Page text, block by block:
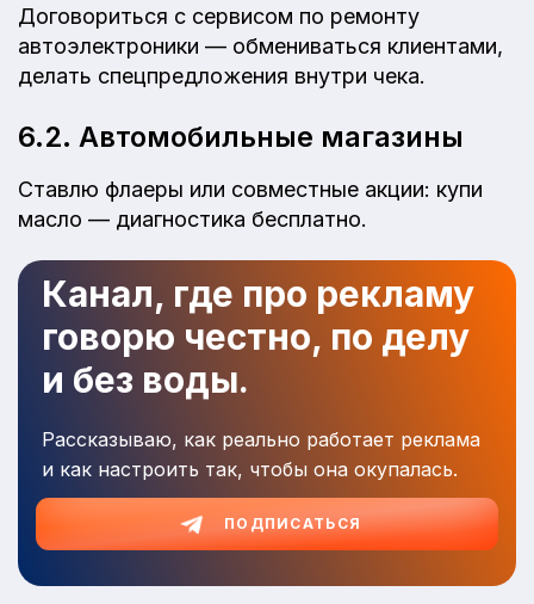
Договориться с сервисом по ремонту
автоэлектроники — обмениваться клиентами,
делать спецпредложения внутри чека.
6.2. Автомобильные магазины
Ставлю флаеры или совместные акции: купи
масло — диагностика бесплатно.
Канал, где про рекламу
говорю честно, по делу
и без воды.
Рассказываю, как реально работает реклама
и как настроить так, чтобы она окупалась.
ПОДПИСАТЬСЯ